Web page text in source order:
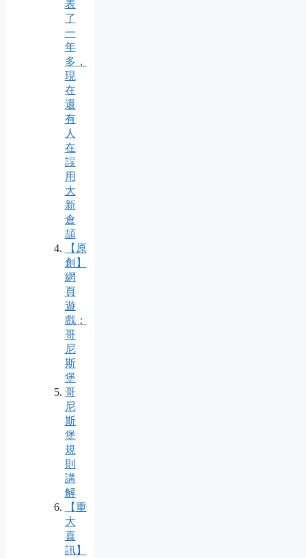
表
了
一
年
多，
現
在
還
有
人
在
誤
用
大
新
倉
頡
【原
創】
網
頁
遊
戲：
哥
尼
斯
堡
哥
尼
斯
堡
規
則
講
解
【重
大
喜
訊】